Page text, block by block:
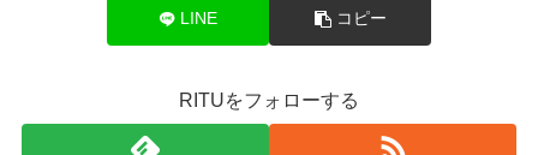
LINE コピー
RITUをフォローする